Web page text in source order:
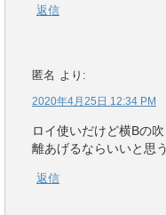
返信
匿名 より:
2020年4月25日 12:34 PM
ロイ使いだけど横Bの
離あげるならいいと思う
返信